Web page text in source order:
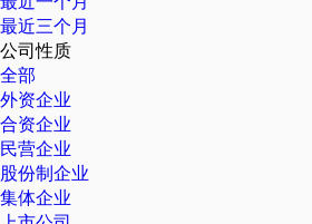
最近三个月
公司性质
全部
外资企业
合资企业
民营企业
股份制企业
集体企业